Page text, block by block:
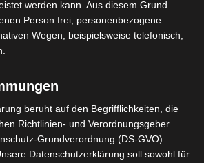
Kasserine (ASK)
Étoile Olympique
Sidi Bouzid (EOSB)
ENDERGEBNIS
werden kann. Aus diesem Grund
Person frei, personenbezogene
Wegen, beispielsweise telefonisch,
beruht auf den Begrifflichkeiten, die
Richtlinien- und Verordnungsgeber
Grundverordnung (DS-GVO)
Datenschutzerklärung soll sowohl für